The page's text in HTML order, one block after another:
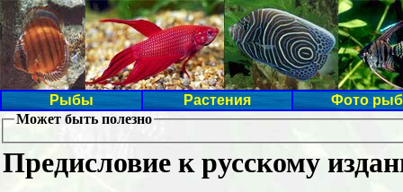
Рыбы Растения
Фото рыб
Может быть полезно
Предисловие к русскому